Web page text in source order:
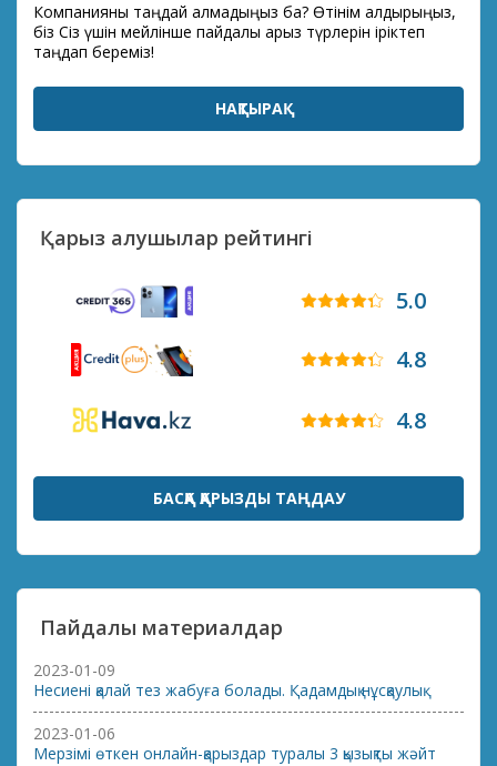
Компанияны таңдай алмадыңыз ба? Өтінім қалдырыңыз,
біз Сіз үшін мейлінше пайдалы қарыз түрлерін іріктеп
таңдап береміз!
НАҚТЫРАҚ
Қарыз алушылар рейтингі
5.0
4.8
4.8
БАСҚА ҚАРЫЗДЫ ТАҢДАУ
Пайдалы материалдар
2023-01-09
Несиені қалай тез жабуға болады. Қадамдық нұсқаулық
2023-01-06
Мерзімі өткен онлайн-қарыздар туралы 3 қызықты жәйт